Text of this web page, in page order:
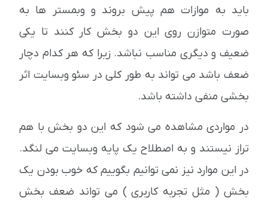
باید به موازات هم پیش بروند و وبمستر ها به
صورت متوازن روی این دو بخش کار کنند تا یکی
ضعیف و دیگری مناسب نباشد. زیرا که هر کدام دچار
ضعف باشد می تواند به طور کلی در سئو وبسایت اثر
بخشی منفی داشته باشد.
در مواردی مشاهده می شود که این دو بخش با هم
تراز نیستند و به اصطلاح یک پایه وبسایت می لنگد.
در این موارد نیز نمی توانیم بگوییم که خوب بودن یک
بخش ( مثل تجربه کاربری ) می تواند ضعف بخش